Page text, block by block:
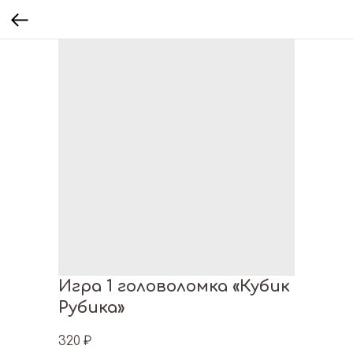
Игра 1 головоломка «Кубик
Рубика»
320 ₽